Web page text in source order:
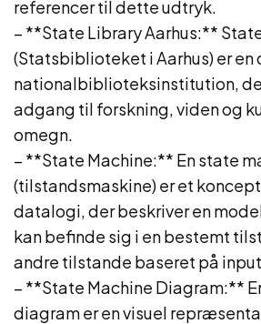
referencer til dette udtryk.
– **State Library Aarhus:**
(Statsbiblioteket i Aarhus) er en
nationalbiblioteksinstitution,
adgang til forskning, viden og
omegn.
– **State Machine:** En state
(tilstandsmaskine) er et
datalogi, der beskriver en
kan befinde sig i en bestemt
andre tilstande baseret på
– **State Machine Diagram:**
diagram er en visuel